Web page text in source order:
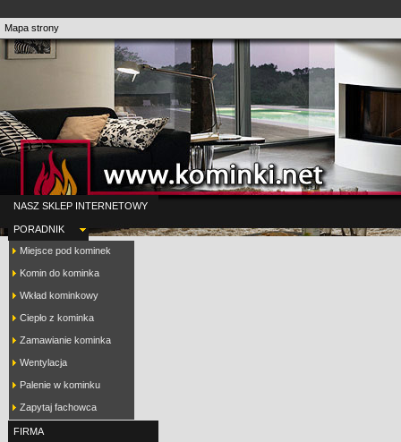
Mapa strony
NASZ SKLEP INTERNETOWY
PORADNIK
Miejsce pod kominek
Komin do kominka
Wkład kominkowy
Ciepło z kominka
Zamawianie kominka
Wentylacja
Palenie w kominku
Zapytaj fachowca
FIRMA